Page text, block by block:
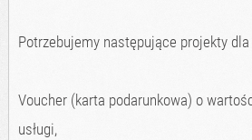
Potrzebujemy następujące projekty dla
Voucher (karta podarunkowa) o
usługi,